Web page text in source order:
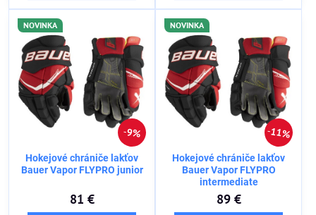
9%
NOVINKA
Hokejové chrániče lakťov
Bauer Vapor FLYPRO junior
81 €
11%
NOVINKA
Hokejové chrániče lakťov
Bauer Vapor FLYPRO
intermediate
89 €